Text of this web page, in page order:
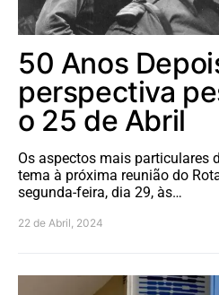
50 Anos
perspectiva
o 25 de Abril
Os aspectos mais particulares
tema à próxima reunião do
segunda-feira, dia 29, às…
22 de Abril, 2024